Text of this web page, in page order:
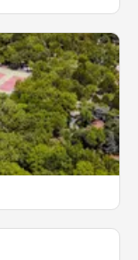
OPDAG MERE